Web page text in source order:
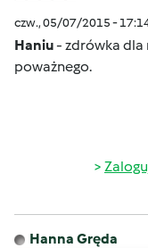
czw., 05/07/2015 -
Haniu- zdrówka dla
poważnego.
Hanna Gręda